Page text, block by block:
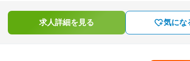
求人詳細を見る 気にな